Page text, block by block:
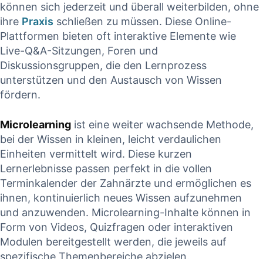
können‌ sich jederzeit und überall⁣ weiterbilden, ohne
ihre Praxis schließen zu müssen. Diese Online-
Plattformen bieten oft interaktive Elemente ​wie
Live-Q&A-Sitzungen, Foren und
Diskussionsgruppen, die den Lernprozess
unterstützen​ und den Austausch von Wissen
fördern.
Microlearning ist eine weiter wachsende ‍Methode,
bei der Wissen in kleinen, leicht ⁢verdaulichen
Einheiten vermittelt wird. Diese kurzen
Lernerlebnisse passen perfekt in die vollen
Terminkalender der Zahnärzte und ermöglichen es
ihnen, kontinuierlich neues ⁤Wissen aufzunehmen
und anzuwenden. Microlearning-Inhalte können in
Form von Videos, Quizfragen oder interaktiven
Modulen bereitgestellt werden, die jeweils auf
spezifische Themenbereiche abzielen.